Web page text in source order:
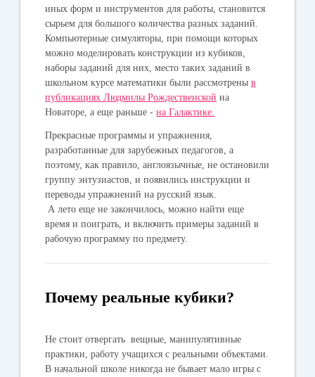
иных форм и инструментов для работы, становится
сырьем для большого количества разных заданий.
Компьютерные симуляторы, при помощи которых
можно моделировать конструкции из кубиков,
наборы заданий для них, место таких заданий в
школьном курсе математики были рассмотреныв
публикациях Людмилы Рождественской на
Новаторе, а еще раньше -на Галактике.
Прекрасные программы и упражнения,
разработанные для зарубежных педагогов, а
поэтому, как правило, англоязычные, не остановили
группу энтузиастов, и появились инструкции и
переводы упражнений на русский язык.
А лето еще не закончилось, можно найти еще
время и поиграть, и включить примеры заданий в
рабочую программу по предмету.
Почему реальные кубики?
Не стоит отвергать вещные, манипулятивные
практики, работу учащихся с реальными объектами.
В начальной школе никогда не бывает мало игры с